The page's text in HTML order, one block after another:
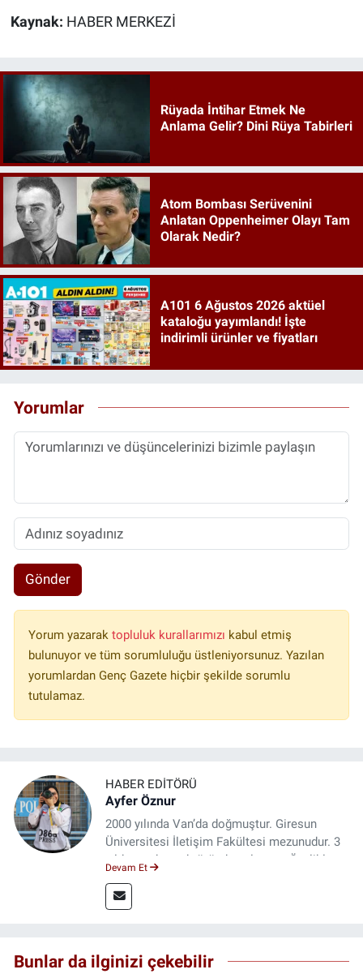
Kaynak: HABER MERKEZİ
Rüyada İntihar Etmek Ne
Anlama Gelir? Dini Rüya Tabirleri
Atom Bombası Serüvenini
Anlatan Oppenheimer Olayı Tam
Olarak Nedir?
A101 6 Ağustos 2026 aktüel
kataloğu yayımlandı! İşte
indirimli ürünler ve fiyatları
Yorumlar
Gönder
Yorum yazarak topluluk kurallarımızı kabul etmiş
bulunuyor ve tüm sorumluluğu üstleniyorsunuz. Yazılan
yorumlardan Genç Gazete hiçbir şekilde sorumlu
tutulamaz.
HABER EDITÖRÜ
Ayfer Öznur
2000 yılında Van’da doğmuştur. Giresun
Üniversitesi İletişim Fakültesi mezunudur. 3
yıldır medya sektöründe çalışıyor. Özelikle
Devam Et
Bunlar da ilginizi çekebilir